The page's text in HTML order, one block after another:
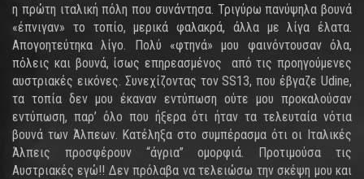
η πρώτη ιταλική πόλη που συνάντησα. Τριγύρω πανύψηλα βουνά
«έπνιγαν» το τοπίο, μερικά φαλακρά, άλλα με λίγα έλατα.
Απογοητεύτηκα λίγο. Πολύ «φτηνά» μου φαινόντουσαν όλα,
πόλεις και βουνά, ίσως επηρεασμένος από τις προηγούμενες
αυστριακές εικόνες. Συνεχίζοντας τον SS13, που έβγαζε Udine,
τα τοπία δεν μου έκαναν εντύπωση ούτε μου προκαλούσαν
εντύπωση, παρ’ όλο που ήξερα ότι ήταν τα τελευταία νότια
βουνά των Άλπεων. Κατέληξα στο συμπέρασμα ότι οι Ιταλικές
Άλπεις προσφέρουν “άγρια” ομορφιά. Προτιμούσα τις
Αυστριακές εγώ!! Δεν πρόλαβα να τελειώσω την σκέψη μου και